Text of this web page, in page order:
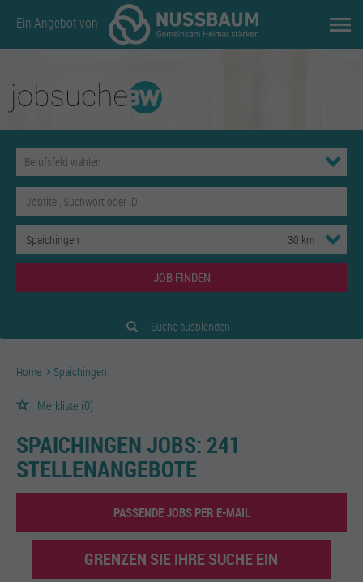
Ein Angebot von
JOB FINDEN
Suche ausblenden
Home Spaichingen
Merkliste (0)
SPAICHINGEN JOBS: 241
STELLENANGEBOTE
PASSENDE JOBS PER E-MAIL
GRENZEN SIE IHRE SUCHE EIN